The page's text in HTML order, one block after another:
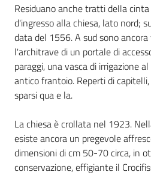
Residuano anche tratti della
d'ingresso alla chiesa, lato nord;
data del 1556. A sud sono
l'architrave di un portale di
paraggi, una vasca di irrigazione
antico frantoio. Reperti di
sparsi qua e la.
La chiesa è crollata nel 1923.
esiste ancora un pregevole
dimensioni di cm 50-70 circa, in
conservazione, effigiante il